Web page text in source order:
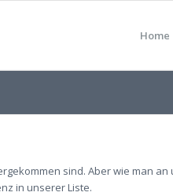
Home
sind. Aber wie man
in unserer Liste.